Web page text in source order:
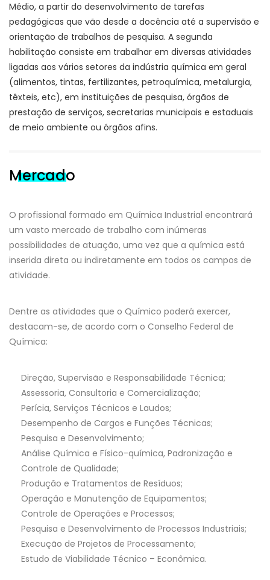
Médio, a partir do desenvolvimento de tarefas
pedagógicas que vão desde a docência até a supervisão e
orientação de trabalhos de pesquisa. A segunda
habilitação consiste em trabalhar em diversas atividades
ligadas aos vários setores da indústria química em geral
(alimentos, tintas, fertilizantes, petroquímica, metalurgia,
têxteis, etc), em instituições de pesquisa, órgãos de
prestação de serviços, secretarias municipais e estaduais
de meio ambiente ou órgãos afins.
Mercado
O profissional formado em Química Industrial encontrará
um vasto mercado de trabalho com inúmeras
possibilidades de atuação, uma vez que a química está
inserida direta ou indiretamente em todos os campos de
atividade.
Dentre as atividades que o Químico poderá exercer,
destacam-se, de acordo com o Conselho Federal de
Química:
Direção, Supervisão e Responsabilidade Técnica;
Assessoria, Consultoria e Comercialização;
Perícia, Serviços Técnicos e Laudos;
Desempenho de Cargos e Funções Técnicas;
Pesquisa e Desenvolvimento;
Análise Química e Físico-química, Padronização e
Controle de Qualidade;
Produção e Tratamentos de Resíduos;
Operação e Manutenção de Equipamentos;
Controle de Operações e Processos;
Pesquisa e Desenvolvimento de Processos Industriais;
Execução de Projetos de Processamento;
Estudo de Viabilidade Técnico – Econômica.